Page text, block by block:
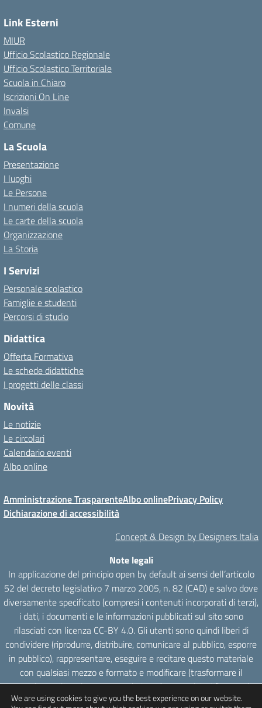
Link Esterni
MIUR
Ufficio Scolastico Regionale
Ufficio Scolastico Territoriale
Scuola in Chiaro
Iscrizioni On Line
Invalsi
Comune
La Scuola
Presentazione
I luoghi
Le Persone
I numeri della scuola
Le carte della scuola
Organizzazione
La Storia
I Servizi
Personale scolastico
Famiglie e studenti
Percorsi di studio
Didattica
Offerta Formativa
Le schede didattiche
I progetti delle classi
Novità
Le notizie
Le circolari
Calendario eventi
Albo online
Amministrazione TrasparenteAlbo onlinePrivacy Policy
Dichiarazione di accessibilità
Concept & Design by Designers Italia
Note legali
In applicazione del principio open by default ai sensi dell’articolo
52 del decreto legislativo 7 marzo 2005, n. 82 (CAD) e salvo dove
diversamente specificato (compresi i contenuti incorporati di terzi),
i dati, i documenti e le informazioni pubblicati sul sito sono
rilasciati con licenza CC-BY 4.0. Gli utenti sono quindi liberi di
condividere (riprodurre, distribuire, comunicare al pubblico, esporre
in pubblico), rappresentare, eseguire e recitare questo materiale
con qualsiasi mezzo e formato e modificare (trasformare il
materiale e utilizzarlo per opere derivate) per qualsiasi fine, anche
commerciale con il solo onere di attribuzione, senza apporre
We are using cookies to give you the best experience on our website.